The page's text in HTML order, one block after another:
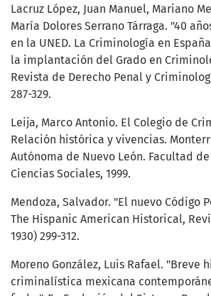
Lacruz López, Juan Manuel, Mariano
María Dolores Serrano Tárraga. "40
en la UNED. La Criminología en
la implantación del Grado en
Revista de Derecho Penal y
287-329.
Leija, Marco Antonio. El Colegio de
Relación histórica y vivencias.
Autónoma de Nuevo León. Facultad
Ciencias Sociales, 1999.
Mendoza, Salvador. "El nuevo Código
The Hispanic American Historical,
1930) 299-312.
Moreno González, Luis Rafael. "Breve
criminalística mexicana